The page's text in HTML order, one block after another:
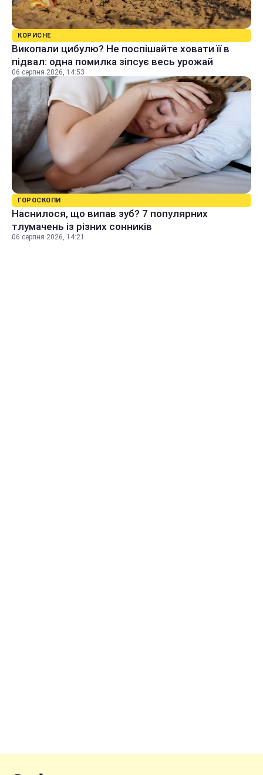
КОРИСНЕ
Викопали цибулю? Не поспішайте ховати її в
підвал: одна помилка зіпсує весь урожай
06 серпня 2026, 14:53
ГОРОСКОПИ
Наснилося, що випав зуб? 7 популярних
тлумачень із різних сонників
06 серпня 2026, 14:21